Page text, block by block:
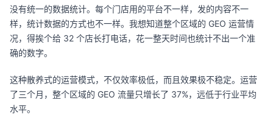
没有统一的数据统计。每个门店用的平台不一样，发的内容不一
样，统计数据的方式也不一样。我想知道整个区域的 GEO 运营情
况，得挨个给 32 个店长打电话，花一整天时间也统计不出一个准
确的数字。
这种散养式的运营模式，不仅效率极低，而且效果极不稳定。运营
了三个月，整个区域的 GEO 流量只增长了 37%，远低于行业平均
水平。